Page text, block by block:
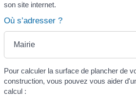
son site internet.
Où s’adresser ?
Mairie
Pour calculer la surface de plancher de
construction, vous pouvez vous aider
calcul :